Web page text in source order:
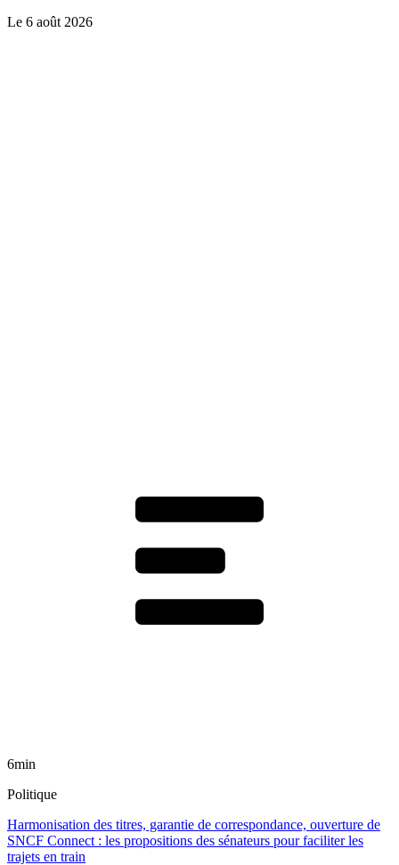
Le 6 août 2026
6min
Politique
Harmonisation des titres, garantie de correspondance, ouverture de
SNCF Connect : les propositions des sénateurs pour faciliter les
trajets en train